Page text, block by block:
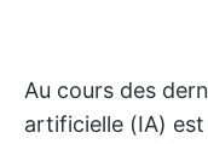
Au cours des
artificielle (IA)